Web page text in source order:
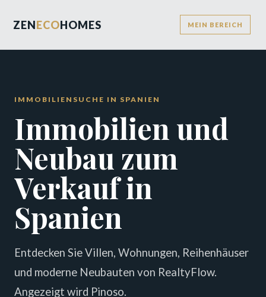
ZENECOHOMES MEIN BEREICH
IMMOBILIENSUCHE IN SPANIEN
Immobilien und
Neubau zum
Verkauf in
Spanien
Entdecken Sie Villen, Wohnungen, Reihenhäuser
und moderne Neubauten von RealtyFlow.
Angezeigt wird Pinoso.